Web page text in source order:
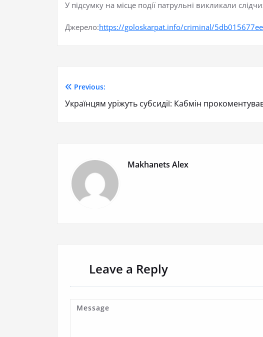
У підсумку на місце події патрульні викликали
Джерело:https://goloskarpat.info/criminal/
Previous:
Українцям уріжуть субсидії: Кабмін
Makhanets Alex
Leave a Reply